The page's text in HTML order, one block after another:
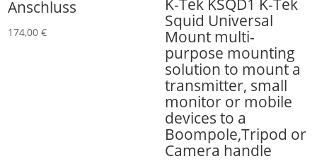
Anschluss
174,00€
K-Tek KSQD1 K-Tek
Squid Universal
Mount multi-
purpose mounting
solution to mount a
transmitter, small
monitor or mobile
devices to a
Boompole,Tripod or
Camera handle